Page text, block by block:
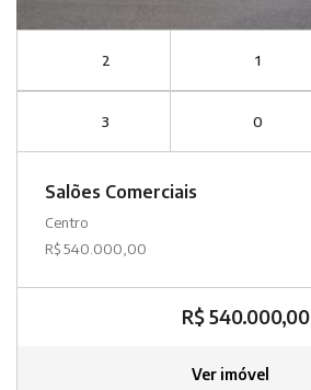
2 1
3 0
Salões Comerciais
Centro
R$ 540.000,00
R$ 540.000,00
Ver imóvel